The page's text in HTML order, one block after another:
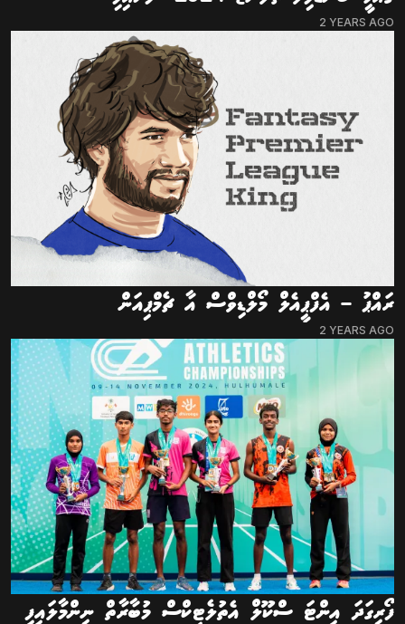
2 YEARS AGO
ރައްޕު – އެފްޕީއެލް މޯލްޑިވްސް އާ ޗެމްޕިއަން
2 YEARS AGO
ފޯރިގަދަ އިންޓަ ސްކޫލް އެތުލެޓިކްސް މުބާރާތް ނިންމާލައިފި